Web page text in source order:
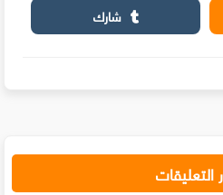
شارك
التعليقات